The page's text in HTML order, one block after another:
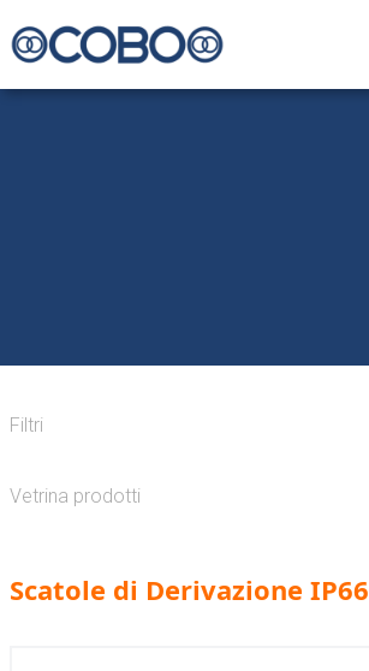
Filtri
Vetrina prodotti
Scatole di Derivazione IP66